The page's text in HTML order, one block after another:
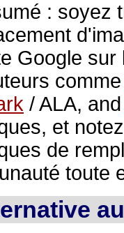
: soyez
Google sur
comme
/ ALA, and
et
de
toute
au